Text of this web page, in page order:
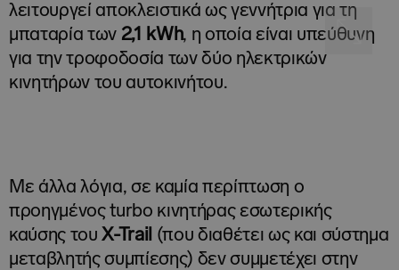
λειτουργεί αποκλειστικά ως γεννήτρια για τη
μπαταρία των 2,1 kWh, η οποία είναι υπεύθυνη
για την τροφοδοσία των δύο ηλεκτρικών
κινητήρων του αυτοκινήτου.
Με άλλα λόγια, σε καμία περίπτωση ο
προηγμένος turbo κινητήρας εσωτερικής
καύσης τουX-Trail (που διαθέτει ως και σύστημα
μεταβλητής συμπίεσης) δεν συμμετέχει στην